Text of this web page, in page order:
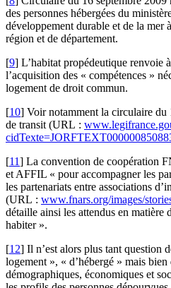
des personnes hébergées du
développement durable et de la mer
région et de département.
[9] L’habitat propédeutique renvoie
l’acquisition des « compétences »
logement de droit commun.
[10] Voir notamment la circulaire
de transit (URL :
[11] La convention de coopération
et AFFIL « pour accompagner les
les partenariats entre associations
(URL : www.fnars.org/images/
détaille ainsi les attendus en matière
habiter ».
[12] Il n’est alors plus tant question
logement », « d’hébergé » mais
démographiques, économiques et